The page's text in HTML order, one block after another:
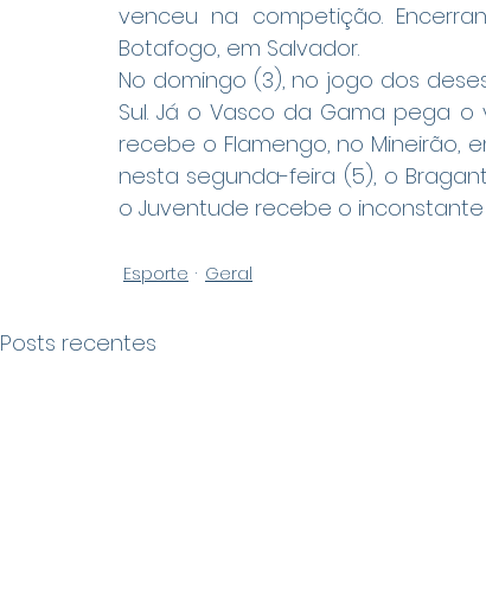
venceu na competição.
Botafogo, em Salvador.
No domingo (3), no jogo dos
Sul. Já o Vasco da Gama pega o
recebe o Flamengo, no Mineirão,
nesta segunda-feira (5), o
o Juventude recebe o inconstante
Esporte Geral
Posts recentes